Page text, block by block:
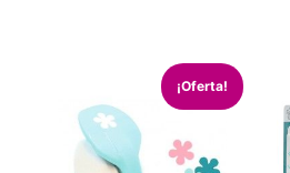
¡Oferta!
PUNCH
WR
-
EXPLOSION
precio
original
era:
$3.500.
precio
es:
$3.200.